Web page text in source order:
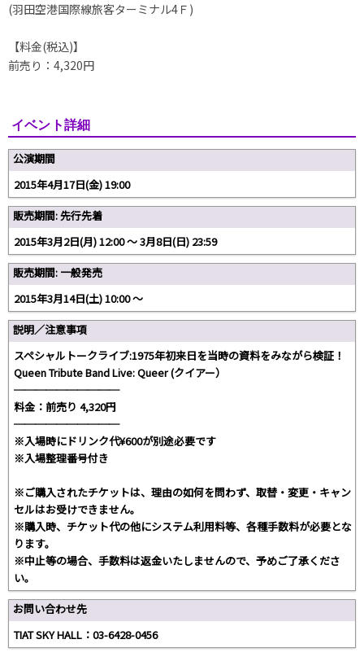
(羽田空港国際線旅客ターミナル4Ｆ)
【料金(税込)】
前売り：4,320円
イベント詳細
公演期間
2015年4月17日(金) 19:00
販売期間: 先行先着
2015年3月2日(月) 12:00 〜 3月8日(日) 23:59
販売期間: 一般発売
2015年3月14日(土) 10:00 ～
説明／注意事項
スペシャルトークライブ:1975年初来日を当時の資料をみながら検証！
Queen Tribute Band Live: Queer (クイアー）
──────────
料金：前売り 4,320円
──────────
※入場時にドリンク代¥600が別途必要です
※入場整理番号付き
※ご購入されたチケットは、理由の如何を問わず、取替・変更・キャン
セルはお受けできません。
※購入時、チケット代の他にシステム利用料等、各種手数料が必要とな
ります。
※中止等の場合、手数料は返金いたしませんので、予めご了承くださ
い。
お問い合わせ先
TIAT SKY HALL：03-6428-0456